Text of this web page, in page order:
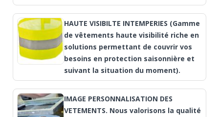
HAUTE VISIBILTE INTEMPERIES (Gamme
de vêtements haute visibilité riche en
solutions permettant de couvrir vos
besoins en protection saisonnière et
suivant la situation du moment).
IMAGE PERSONNALISATION DES
VETEMENTS. Nous valorisons la qualité